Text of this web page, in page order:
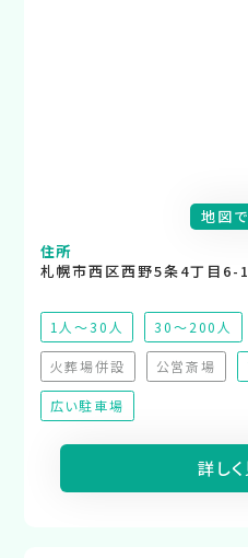
地図
住所
札幌市西区西野5条4丁目6-
1人～30人 30～200人
火葬場併設
（非対応）
公営斎場
（非
広い駐車場
詳し